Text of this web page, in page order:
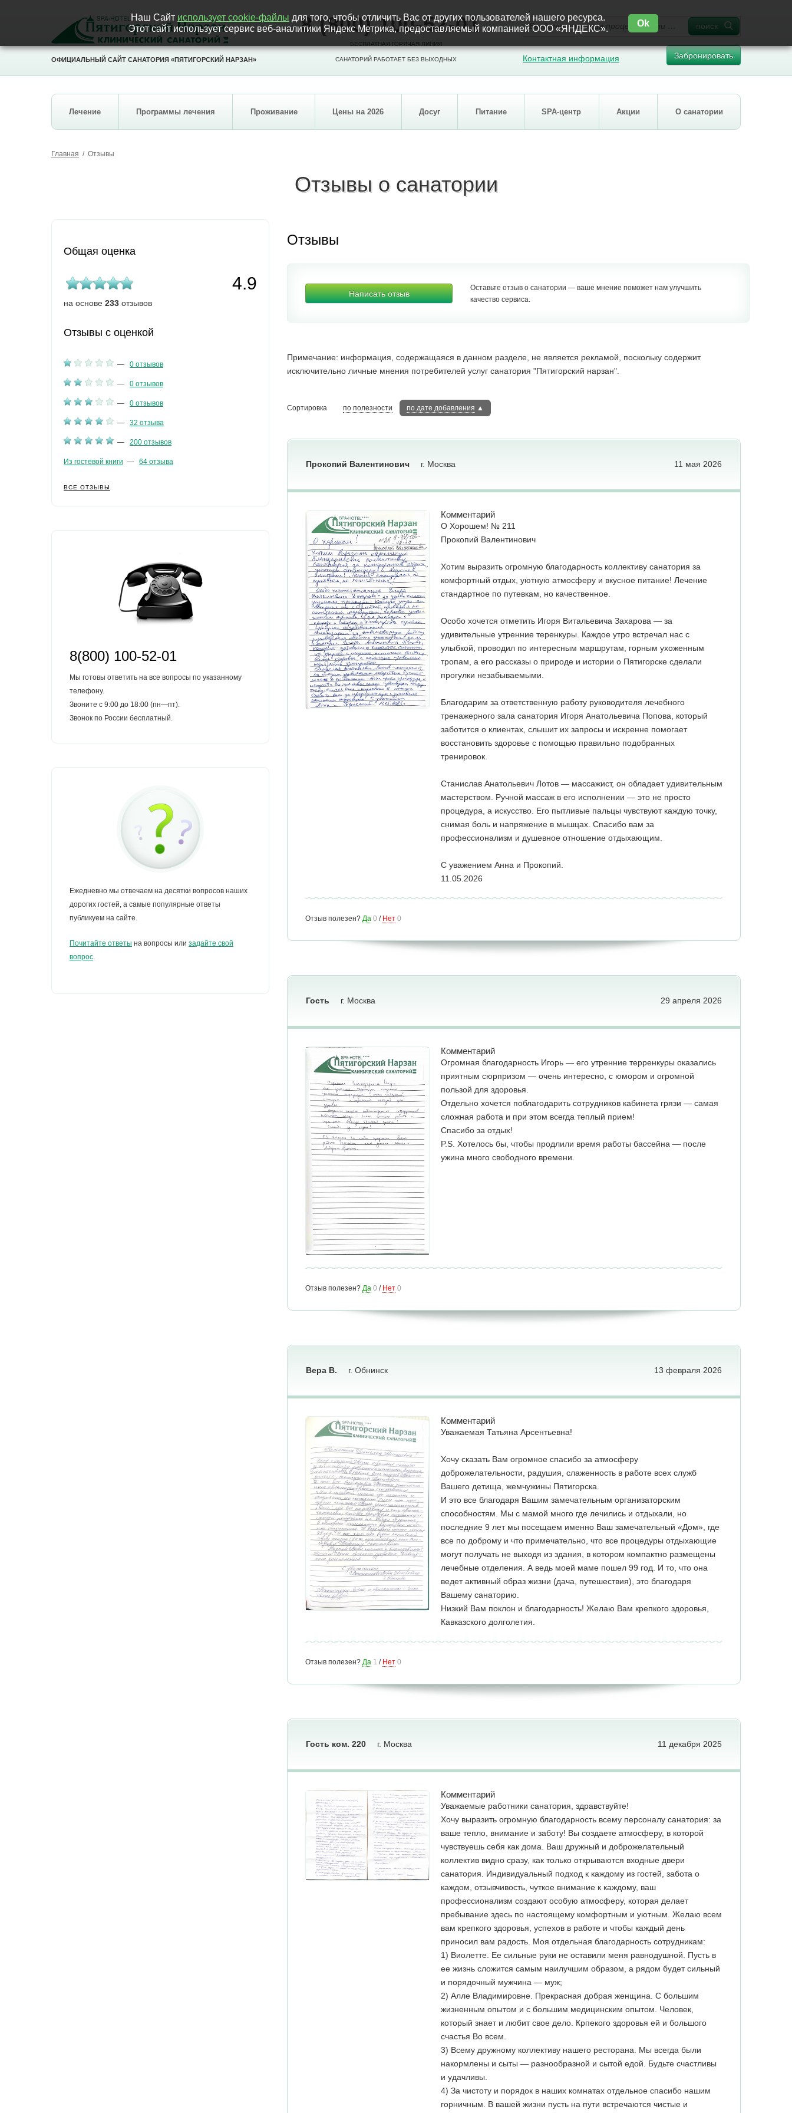
ОФИЦИАЛЬНЫЙ САЙТ САНАТОРИЯ «ПЯТИГОРСКИЙ НАРЗАН»
8 (800) 100-52-01
БЕСПЛАТНАЯ ГОРЯЧАЯ ЛИНИЯ
САНАТОРИЙ РАБОТАЕТ БЕЗ ВЫХОДНЫХ
поиск
Контактная информация Забронировать
Лечение Программы лечения Проживание Цены на 2026 Досуг Питание SPA-центр Акции О санатории
Главная / Отзывы
Отзывы о санатории
Общая оценка
4.9
на основе 233 отзывов
Отзывы с оценкой
— 0 отзывов
— 0 отзывов
— 0 отзывов
— 32 отзыва
— 200 отзывов
Из гостевой книги — 64 отзыва
ВСЕ ОТЗЫВЫ
8(800) 100-52-01
Мы готовы ответить на все вопросы по указанному
телефону.
Звоните с 9:00 до 18:00 (пн—пт).
Звонок по России бесплатный.
Ежедневно мы отвечаем на десятки вопросов наших
дорогих гостей, а самые популярные ответы
публикуем на сайте.
Почитайте ответы на вопросы или задайте свой
вопрос.
Отзывы
Написать отзыв
Оставьте отзыв о санатории — ваше мнение поможет нам улучшить
качество сервиса.
Примечание: информация, содержащаяся в данном разделе, не является рекламой, поскольку содержит
исключительно личные мнения потребителей услуг санатория "Пятигорский нарзан".
Сортировка по полезности по дате добавления ▲
11 мая 2026
Прокопий Валентинович г. Москва
Комментарий
О Хорошем! № 211
Прокопий Валентинович
Хотим выразить огромную благодарность коллективу санатория за
комфортный отдых, уютную атмосферу и вкусное питание! Лечение
стандартное по путевкам, но качественное.
Особо хочется отметить Игоря Витальевича Захарова — за
удивительные утренние теренкуры. Каждое утро встречал нас с
улыбкой, проводил по интересным маршрутам, горным ухоженным
тропам, а его рассказы о природе и истории о Пятигорске сделали
прогулки незабываемыми.
Благодарим за ответственную работу руководителя лечебного
тренажерного зала санатория Игоря Анатольевича Попова, который
заботится о клиентах, слышит их запросы и искренне помогает
восстановить здоровье с помощью правильно подобранных
тренировок.
Станислав Анатольевич Лотов — массажист, он обладает удивительным
мастерством. Ручной массаж в его исполнении — это не просто
процедура, а искусство. Его пытливые пальцы чувствуют каждую точку,
снимая боль и напряжение в мышцах. Спасибо вам за
профессионализм и душевное отношение отдыхающим.
С уважением Анна и Прокопий.
11.05.2026
Отзыв полезен? Да 0 / Нет 0
29 апреля 2026
Гость г. Москва
Комментарий
Огромная благодарность Игорь — его утренние терренкуры оказались
приятным сюрпризом — очень интересно, с юмором и огромной
пользой для здоровья.
Отдельно хочется поблагодарить сотрудников кабинета грязи — самая
сложная работа и при этом всегда теплый прием!
Спасибо за отдых!
P.S. Хотелось бы, чтобы продлили время работы бассейна — после
ужина много свободного времени.
Отзыв полезен? Да 0 / Нет 0
13 февраля 2026
Вера В. г. Обнинск
Комментарий
Уважаемая Татьяна Арсентьевна!
Хочу сказать Вам огромное спасибо за атмосферу
доброжелательности, радушия, слаженность в работе всех служб
Вашего детища, жемчужины Пятигорска.
И это все благодаря Вашим замечательным организаторским
способностям. Мы с мамой много где лечились и отдыхали, но
последние 9 лет мы посещаем именно Ваш замечательный «Дом», где
все по доброму и что примечательно, что все процедуры отдыхающие
могут получать не выходя из здания, в котором компактно размещены
лечебные отделения. А ведь моей маме пошел 99 год. И то, что она
ведет активный образ жизни (дача, путешествия), это благодаря
Вашему санаторию.
Низкий Вам поклон и благодарность! Желаю Вам крепкого здоровья,
Кавказского долголетия.
Отзыв полезен? Да 1 / Нет 0
11 декабря 2025
Гость ком. 220 г. Москва
Комментарий
Уважаемые работники санатория, здравствуйте!
Хочу выразить огромную благодарность всему персоналу санатория: за
ваше тепло, внимание и заботу! Вы создаете атмосферу, в которой
чувствуешь себя как дома. Ваш дружный и доброжелательный
коллектив видно сразу, как только открываются входные двери
санатория. Индивидуальный подход к каждому из гостей, забота о
каждом, отзывчивость, чуткое внимание к каждому, ваш
профессионализм создают особую атмосферу, которая делает
пребывание здесь по настоящему комфортным и уютным. Желаю всем
вам крепкого здоровья, успехов в работе и чтобы каждый день
приносил вам радость. Моя отдельная благодарность сотрудникам:
1) Виолетте. Ее сильные руки не оставили меня равнодушной. Пусть в
ее жизнь сложится самым наилучшим образом, а рядом будет сильный
и порядочный мужчина — муж;
2) Алле Владимировне. Прекрасная добрая женщина. С большим
жизненным опытом и с большим медицинским опытом. Человек,
который знает и любит свое дело. Крпекого здоровья ей и большого
счастья Во всем.
3) Всему дружному коллективу нашего ресторана. Мы всегда были
накормлены и сыты — разнообразной и сытой едой. Будьте счастливы
и удачливы.
4) За чистоту и порядок в наших комнатах отдельное спасибо нашим
горничным. В вашей жизни пусть на пути встречаются чистые и
Наш Сайт использует cookie-файлы для того, чтобы отличить Вас от других пользователей нашего ресурса.
Этот сайт использует сервис веб-аналитики Яндекс Метрика, предоставляемый компанией ООО «ЯНДЕКС».
Ok